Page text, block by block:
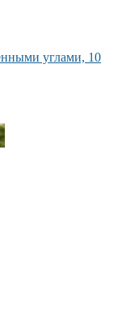
углами, 10